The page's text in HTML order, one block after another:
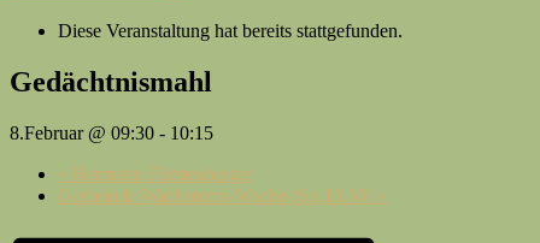
Diese Veranstaltung hat bereits stattgefunden.
Gedächtnismahl
8.Februar @ 09:30 - 10:15
« Hermann Fürstenberger
Gemeinde Wachstums-Woche (So,10.30) »